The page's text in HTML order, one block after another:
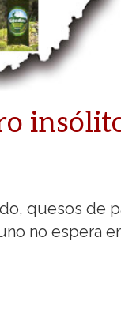
quesos de
no espera